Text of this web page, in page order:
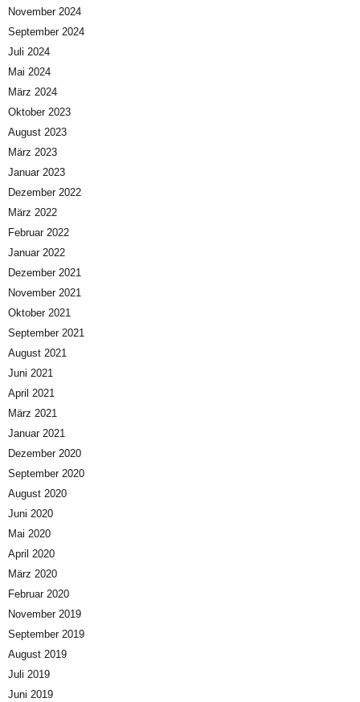
November 2024
September 2024
Juli 2024
Mai 2024
März 2024
Oktober 2023
August 2023
März 2023
Januar 2023
Dezember 2022
März 2022
Februar 2022
Januar 2022
Dezember 2021
November 2021
Oktober 2021
September 2021
August 2021
Juni 2021
April 2021
März 2021
Januar 2021
Dezember 2020
September 2020
August 2020
Juni 2020
Mai 2020
April 2020
März 2020
Februar 2020
November 2019
September 2019
August 2019
Juli 2019
Juni 2019